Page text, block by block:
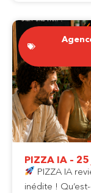
PIZZA IA –
PIZZA IA
inédite !